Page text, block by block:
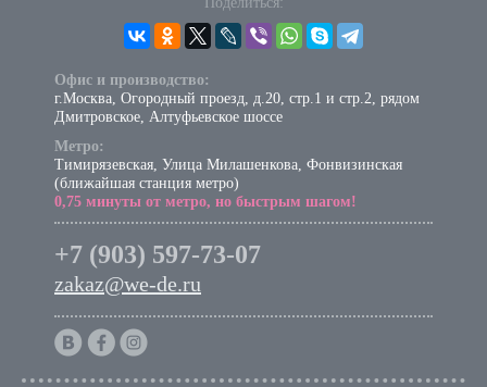
Офис и производство:
г.Москва, Огородный проезд, д.20, стр.1 и стр.2, рядом
Дмитровское, Алтуфьевское шоссе
Метро:
Тимирязевская, Улица Милашенкова, Фонвизинская
(ближайшая станция метро)
0,75 минуты от метро, но быстрым шагом!
+7 (903) 597-73-07
zakaz@we-de.ru